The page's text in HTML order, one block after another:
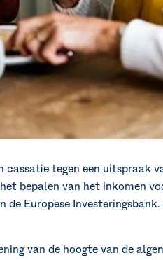
tegen een uitspraak
bepalen van het inkomen
de Europese
van de hoogte van de